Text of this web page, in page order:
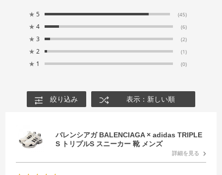
★ 5 (45)
★ 4 (6)
★ 3 (2)
★ 2 (1)
★ 1 (0)
絞り込み 表示：新しい順
バレンシアガ BALENCIAGA × adidas TRIPLE
S トリプルS スニーカー 靴 メンズ
詳細を見る